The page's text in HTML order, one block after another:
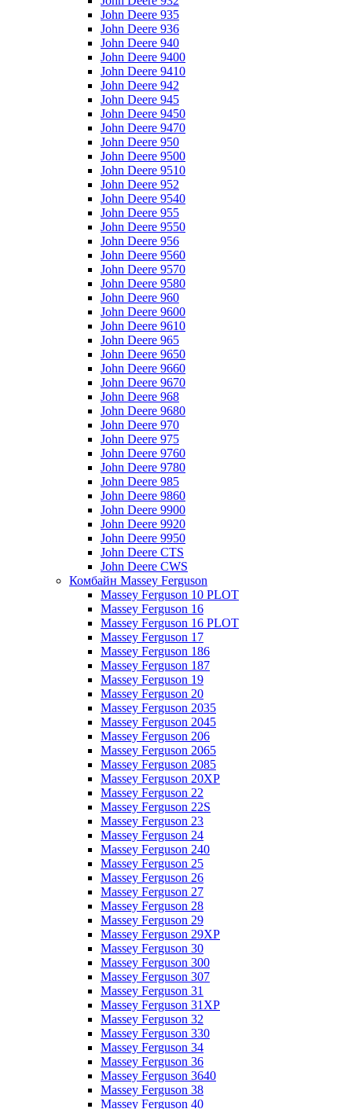
John Deere 935
John Deere 936
John Deere 940
John Deere 9400
John Deere 9410
John Deere 942
John Deere 945
John Deere 9450
John Deere 9470
John Deere 950
John Deere 9500
John Deere 9510
John Deere 952
John Deere 9540
John Deere 955
John Deere 9550
John Deere 956
John Deere 9560
John Deere 9570
John Deere 9580
John Deere 960
John Deere 9600
John Deere 9610
John Deere 965
John Deere 9650
John Deere 9660
John Deere 9670
John Deere 968
John Deere 9680
John Deere 970
John Deere 975
John Deere 9760
John Deere 9780
John Deere 985
John Deere 9860
John Deere 9900
John Deere 9920
John Deere 9950
John Deere CTS
John Deere CWS
Комбайн Massey Ferguson
Massey Ferguson 10 PLOT
Massey Ferguson 16
Massey Ferguson 16 PLOT
Massey Ferguson 17
Massey Ferguson 186
Massey Ferguson 187
Massey Ferguson 19
Massey Ferguson 20
Massey Ferguson 2035
Massey Ferguson 2045
Massey Ferguson 206
Massey Ferguson 2065
Massey Ferguson 2085
Massey Ferguson 20XP
Massey Ferguson 22
Massey Ferguson 22S
Massey Ferguson 23
Massey Ferguson 24
Massey Ferguson 240
Massey Ferguson 25
Massey Ferguson 26
Massey Ferguson 27
Massey Ferguson 28
Massey Ferguson 29
Massey Ferguson 29XP
Massey Ferguson 30
Massey Ferguson 300
Massey Ferguson 307
Massey Ferguson 31
Massey Ferguson 31XP
Massey Ferguson 32
Massey Ferguson 330
Massey Ferguson 34
Massey Ferguson 36
Massey Ferguson 3640
Massey Ferguson 38
Massey Ferguson 40